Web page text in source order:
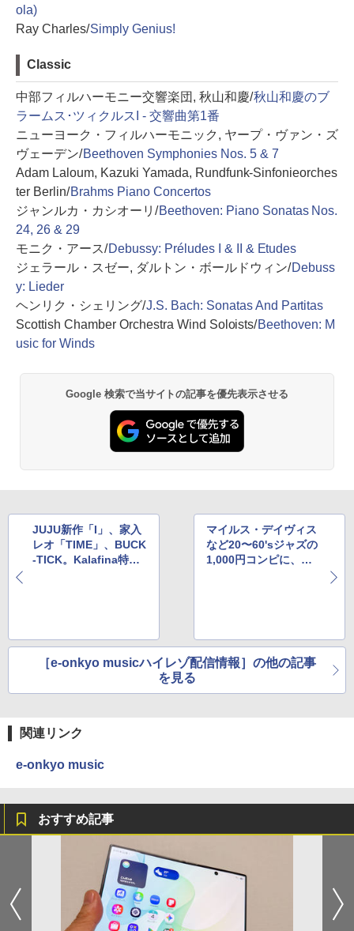
ola)
Ray Charles/Simply Genius!
Classic
中部フィルハーモニー交響楽団, 秋山和慶/秋山和慶のブ
ラームス･ツィクルスI - 交響曲第1番
ニューヨーク・フィルハーモニック, ヤープ・ヴァン・ズ
ヴェーデン/Beethoven Symphonies Nos. 5 & 7
Adam Laloum, Kazuki Yamada, Rundfunk-Sinfonieorches
ter Berlin/Brahms Piano Concertos
ジャンルカ・カシオーリ/Beethoven: Piano Sonatas Nos.
24, 26 & 29
モニク・アース/Debussy: Préludes I & II & Etudes
ジェラール・スゼー, ダルトン・ボールドウィン/Debuss
y: Lieder
ヘンリク・シェリング/J.S. Bach: Sonatas And Partitas
Scottish Chamber Orchestra Wind Soloists/Beethoven: M
usic for Winds
Google 検索で当サイトの記事を優先表示させる
JUJU新作「I」、家入
レオ「TIME」、BUCK
-TICK。Kalafina特集
マイルス・デイヴィス
など20〜60'sジャズの
1,000円コンピに、名
［e-onkyo musicハイレゾ配信情報］の他の記事
を見る
関連リンク
e-onkyo music
おすすめ記事